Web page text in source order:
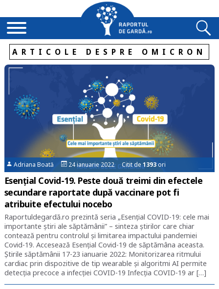
ARTICOLE DESPRE OMICRON
Adriana Boată 24 ianuarie 2022 Citit de1393ori
Esențial Covid-19. Peste două treimi din efectele
secundare raportate după vaccinare pot fi
atribuite efectului nocebo
Raportuldegardă.ro prezintă seria „Esențial COVID-19: cele mai
importante știri ale săptămânii” – sinteza știrilor care chiar
contează pentru controlul și limitarea impactului pandemiei
Covid-19. Accesează Esențial Covid-19 de săptămâna aceasta.
Știrile săptămânii 17-23 ianuarie 2022: Monitorizarea ritmului
cardiac prin dispozitive de tip wearable și algoritmi AI permite
detecția precoce a infecției COVID-19 Infecția COVID-19 ar […]